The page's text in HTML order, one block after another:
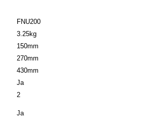
FNU200
3.25kg
150mm
270mm
430mm
Ja
2
Ja